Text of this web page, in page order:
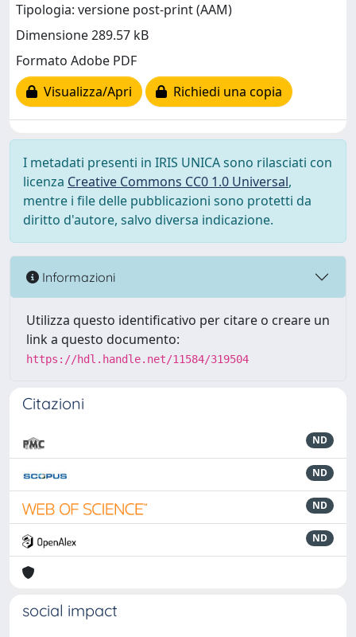
Tipologia: versione post-print (AAM)
Dimensione 289.57 kB
Formato Adobe PDF
Visualizza/Apri
Richiedi una copia
I metadati presenti in IRIS UNICA sono rilasciati con
licenza Creative Commons CC0 1.0 Universal,
mentre i file delle pubblicazioni sono protetti da
diritto d'autore, salvo diversa indicazione.
Informazioni
Utilizza questo identificativo per citare o creare un
link a questo documento:
https://hdl.handle.net/11584/319504
Citazioni
ND
ND
ND
ND
social impact